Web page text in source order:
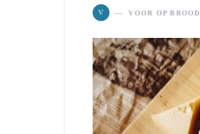
V VOOR OP BROOD